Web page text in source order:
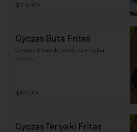
$7.800
Gyozas Buta Fritas
Gyozas fritas de cerdo  con salsa
ponzu
$6.500
Gyozas Teriyaki Fritas